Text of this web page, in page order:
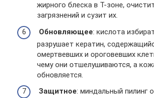
жирного блеска в Т-зоне,
загрязнений и сузит их.
Обновляющее: кислота
разрушает кератин,
омертвевших и ороговевших
чему они отшелушиваются, а
обновляется.
Защитное: миндальный пилинг